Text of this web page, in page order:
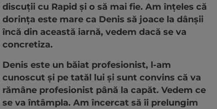
discuții cu Rapid și o să mai fie. Am înțeles că
dorința este mare ca Denis să joace la dânșii
încă din această iarnă, vedem dacă se va
concretiza.
Denis este un băiat profesionist, l-am
cunoscut și pe tatăl lui și sunt convins că va
rămâne profesionist până la capăt. Vedem ce
se va întâmpla. Am încercat să îi prelungim